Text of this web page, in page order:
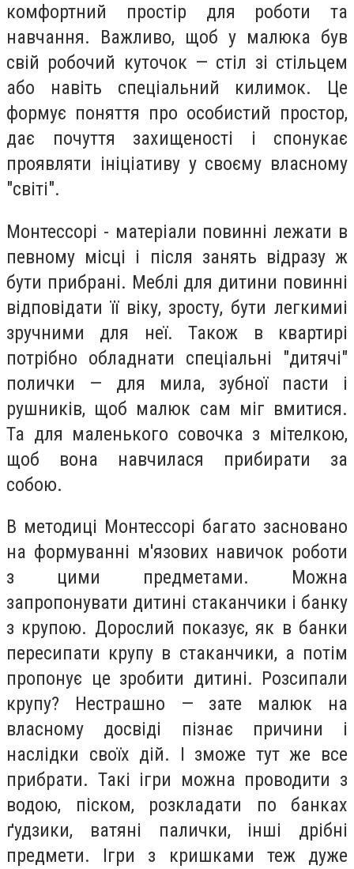
комфортний простір для роботи та
навчання. Важливо, щоб у малюка був
свій робочий куточок — стіл зі стільцем
або навіть спеціальний килимок. Це
формує поняття про особистий простор,
дає почуття захищеності і спонукає
проявляти ініціативу у своєму власному
"світі".
Монтессорі - матеріали повинні лежати в
певному місці і після занять відразу ж
бути прибрані. Меблі для дитини повинні
відповідати її віку, зросту, бути легкимиі
зручними для неї. Також в квартирі
потрібно обладнати спеціальні "дитячі"
полички — для мила, зубної пасти і
рушників, щоб малюк сам міг вмитися.
Та для маленького совочка з мітелкою,
щоб вона навчилася прибирати за
собою.
В методиці Монтессорі багато засновано
на формуванні м'язових навичок роботи
з цими предметами. Можна
запропонувати дитині стаканчики і банку
з крупою. Дорослий показує, як в банки
пересипати крупу в стаканчики, а потім
пропонує це зробити дитині. Розсипали
крупу? Нестрашно — зате малюк на
власному досвіді пізнає причини і
наслідки своїх дій. І зможе тут же все
прибрати. Такі ігри можна проводити з
водою, піском, розкладати по банках
ґудзики, ватяні палички, інші дрібні
предмети. Ігри з кришками теж дуже